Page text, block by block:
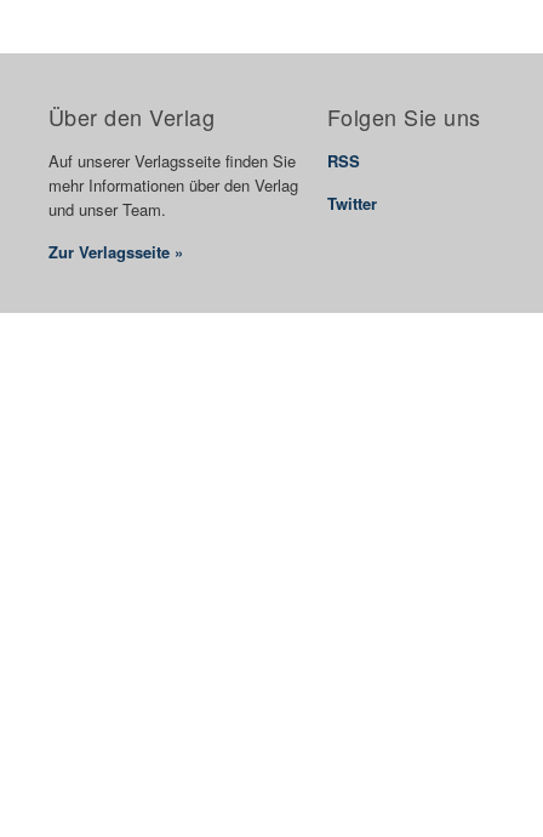
Über den Verlag
Auf unserer Verlagsseite finden Sie
mehr Informationen über den Verlag
und unser Team.
Zur Verlagsseite »
Folgen Sie uns
RSS
Twitter